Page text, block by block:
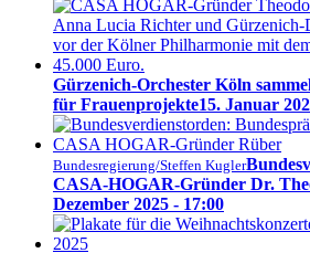
Gürzenich-Orchester Köln
für Frauenprojekte15. Januar
Bundesregierung/Steffen Kugler
CASA-HOGAR-Gründer Dr.
Dezember 2025 - 17:00